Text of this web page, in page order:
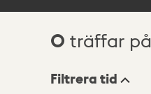
Sökresultat
0 träffar på
Filtrera tid